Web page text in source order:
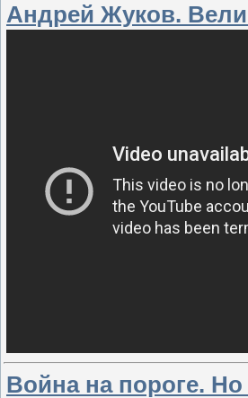
Андрей Жуков.
Война на пороге.